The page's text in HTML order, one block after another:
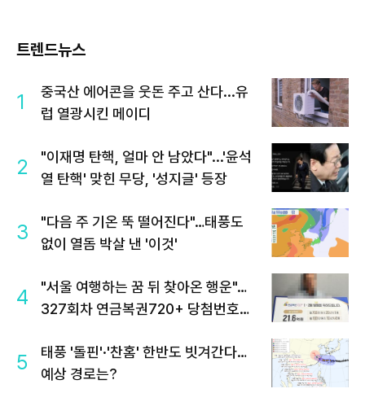
트렌드뉴스
1
중국산 에어콘을 웃돈 주고 산다...유
럽 열광시킨 메이디
2
"이재명 탄핵, 얼마 안 남았다"...'윤석
열 탄핵' 맞힌 무당, '성지글' 등장
3
"다음 주 기온 뚝 떨어진다"…태풍도
없이 열돔 박살 낸 '이것'
4
"서울 여행하는 꿈 뒤 찾아온 행운"…
327회차 연금복권720+ 당첨번호조
5
태풍 '돌핀'·'찬홈' 한반도 빗겨간다…
예상 경로는?